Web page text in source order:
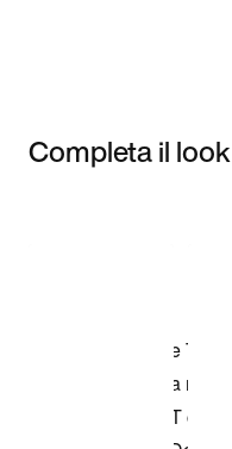
Completa il look